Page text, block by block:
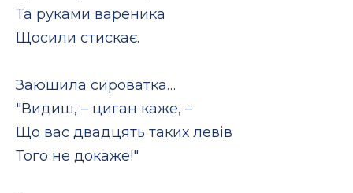
Та руками вареника
Щосили стискає.
Заюшила сироватка…
"Видиш, – циган каже, –
Що вас двадцять таких левів
Того не докаже!"